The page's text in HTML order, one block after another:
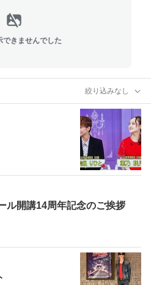
できませんでした
絞り込みなし
ル開講14周年記念のご挨拶